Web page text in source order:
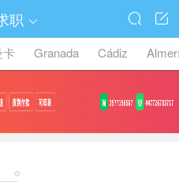
职  

卡 Granada Cádiz